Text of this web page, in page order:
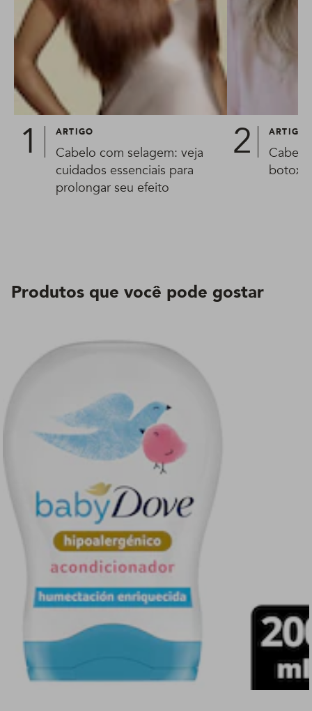
ARTIGO
Cabelo com selagem: veja
cuidados essenciais para
prolongar seu efeito
ARTIGO
botox?
Produtos que você pode gostar